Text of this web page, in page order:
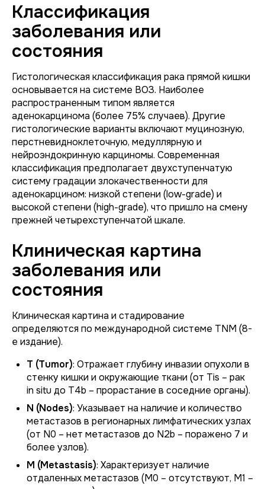
Классификация
заболевания или
состояния
Гистологическая классификация рака прямой кишки
основывается на системе ВОЗ. Наиболее
распространенным типом является
аденокарцинома (более 75% случаев). Другие
гистологические варианты включают муцинозную,
перстневидноклеточную, медуллярную и
нейроэндокринную карциномы. Современная
классификация предполагает двухступенчатую
систему градации злокачественности для
аденокарцином: низкой степени (low-grade) и
высокой степени (high-grade), что пришло на смену
прежней четырехступенчатой шкале.
Клиническая картина
заболевания или
состояния
Клиническая картина и стадирование
определяются по международной системе TNM (8-
е издание).
T (Tumor): Отражает глубину инвазии опухоли в
стенку кишки и окружающие ткани (от Tis – рак
in situ до T4b – прорастание в соседние органы).
N (Nodes): Указывает на наличие и количество
метастазов в регионарных лимфатических узлах
(от N0 – нет метастазов до N2b – поражено 7 и
более узлов).
M (Metastasis): Характеризует наличие
отдаленных метастазов (M0 – отсутствуют, M1 –